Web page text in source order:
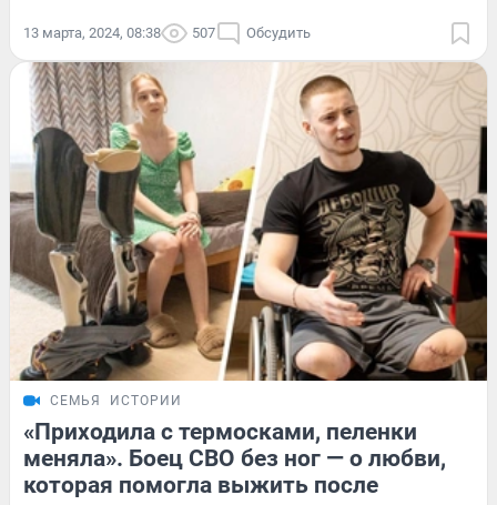
13 марта, 2024, 08:38 507 Обсудить
СЕМЬЯ ИСТОРИИ
«Приходила с термосками, пеленки
меняла». Боец СВО без ног — о любви,
которая помогла выжить после